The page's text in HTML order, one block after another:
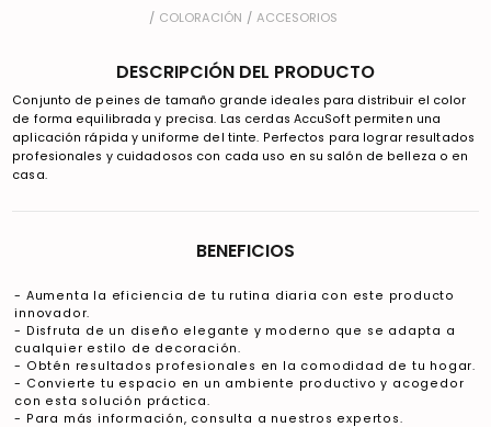
COLORACIÓN ACCESORIOS
DESCRIPCIÓN DEL PRODUCTO
Conjunto de peines de tamaño grande ideales para distribuir el color
de forma equilibrada y precisa. Las cerdas AccuSoft permiten una
aplicación rápida y uniforme del tinte. Perfectos para lograr resultados
profesionales y cuidadosos con cada uso en su salón de belleza o en
casa.
BENEFICIOS
- Aumenta la eficiencia de tu rutina diaria con este producto
innovador.
- Disfruta de un diseño elegante y moderno que se adapta a
cualquier estilo de decoración.
- Obtén resultados profesionales en la comodidad de tu hogar.
- Convierte tu espacio en un ambiente productivo y acogedor
con esta solución práctica.
- Para más información, consulta a nuestros expertos.